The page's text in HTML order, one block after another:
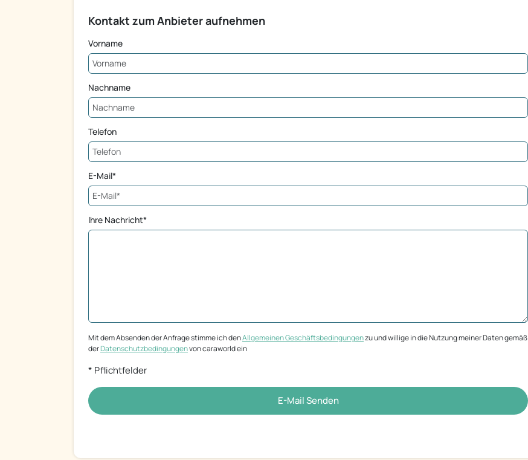
Kontakt zum Anbieter aufnehmen
Vorname
Nachname
Telefon
E-Mail*
Ihre Nachricht*
Mit dem Absenden der Anfrage stimme ich denAllgemeinen Geschäftsbedingungenzu und willige in die Nutzung meiner Daten gemäß
derDatenschutzbedingungenvon caraworld ein
* Pflichtfelder
E-Mail Senden